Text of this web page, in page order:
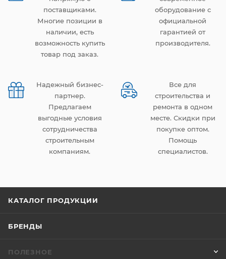
поставщиками.
Многие позиции в
наличии, есть
возможность купить
товар под заказ.
оборудование с
официальной
гарантией от
производителя.
Надежный бизнес-
партнер.
Предлагаем
выгодные условия
сотрудничества
строительным
компаниям.
Все для
строительства и
ремонта в одном
месте. Скидки при
покупке оптом.
Помощь
специалистов.
КАТАЛОГ ПРОДУКЦИИ
БРЕНДЫ
ПОЛЕЗНОЕ